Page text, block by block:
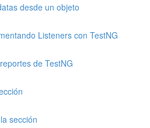
desde un objeto
Listeners con TestNG
de TestNG
sección